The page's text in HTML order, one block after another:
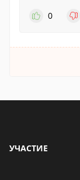
0
УЧАСТИЕ